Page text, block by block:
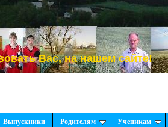
на нашем сайте!
Выпускники Родителям Ученикам